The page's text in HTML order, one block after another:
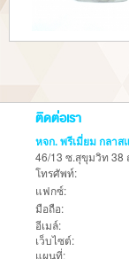
ติดต่อเรา
หจก. พรีเมี่ยม กลาส
46/13 ซ.สุขุมวิท 38
โทรศัพท์:
แฟกซ์:
มือถือ:
อีเมล์:
เว็บไซต์:
แผนที่: